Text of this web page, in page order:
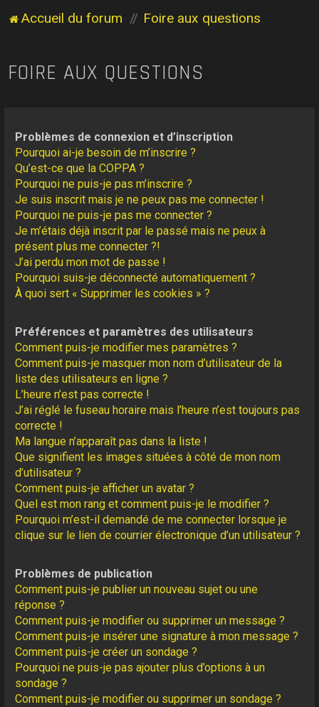
Accueil du forum Foire aux questions
FOIRE AUX QUESTIONS
Problèmes de connexion et d’inscription
Pourquoi ai-je besoin de m’inscrire ?
Qu’est-ce que la COPPA ?
Pourquoi ne puis-je pas m’inscrire ?
Je suis inscrit mais je ne peux pas me connecter !
Pourquoi ne puis-je pas me connecter ?
Je m’étais déjà inscrit par le passé mais ne peux à
présent plus me connecter ?!
J’ai perdu mon mot de passe !
Pourquoi suis-je déconnecté automatiquement ?
À quoi sert « Supprimer les cookies » ?
Préférences et paramètres des utilisateurs
Comment puis-je modifier mes paramètres ?
Comment puis-je masquer mon nom d’utilisateur de la
liste des utilisateurs en ligne ?
L’heure n’est pas correcte !
J’ai réglé le fuseau horaire mais l’heure n’est toujours pas
correcte !
Ma langue n’apparaît pas dans la liste !
Que signifient les images situées à côté de mon nom
d’utilisateur ?
Comment puis-je afficher un avatar ?
Quel est mon rang et comment puis-je le modifier ?
Pourquoi m’est-il demandé de me connecter lorsque je
clique sur le lien de courrier électronique d’un utilisateur ?
Problèmes de publication
Comment puis-je publier un nouveau sujet ou une
réponse ?
Comment puis-je modifier ou supprimer un message ?
Comment puis-je insérer une signature à mon message ?
Comment puis-je créer un sondage ?
Pourquoi ne puis-je pas ajouter plus d’options à un
sondage ?
Comment puis-je modifier ou supprimer un sondage ?